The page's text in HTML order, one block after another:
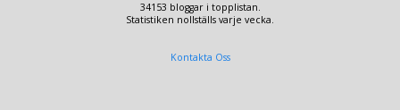
34153 bloggar i topplistan.
Statistiken nollställs varje vecka.
Kontakta Oss